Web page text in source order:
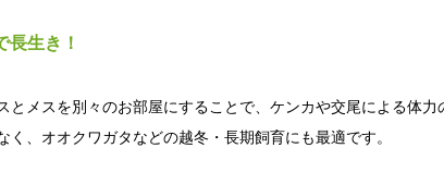
長生き！
とメスを別々のお部屋にすることで、ケンカや交尾による体力
、オオクワガタなどの越冬・長期飼育にも最適です。